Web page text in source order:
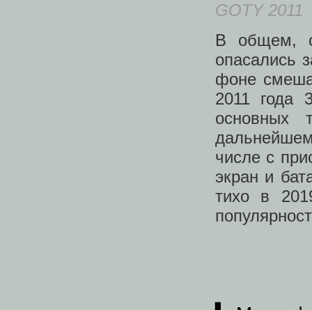
GOTY 2011
В общем,
опасались
фоне
2011 года
основных
числе с
экран и
тихо в